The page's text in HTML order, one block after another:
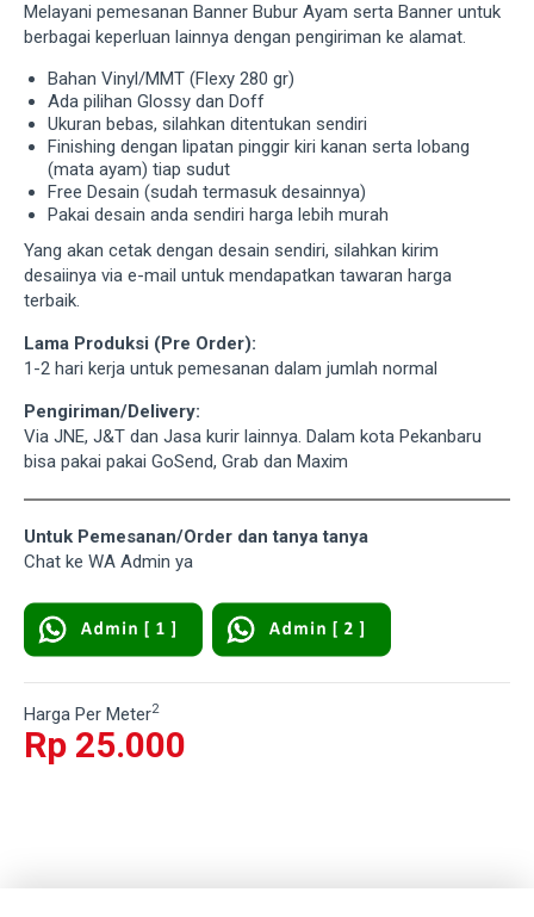
Melayani pemesanan Banner Bubur Ayam serta Banner untuk
berbagai keperluan lainnya dengan pengiriman ke alamat.
Bahan Vinyl/MMT (Flexy 280 gr)
Ada pilihan Glossy dan Doff
Ukuran bebas, silahkan ditentukan sendiri
Finishing dengan lipatan pinggir kiri kanan serta lobang
(mata ayam) tiap sudut
Free Desain (sudah termasuk desainnya)
Pakai desain anda sendiri harga lebih murah
Yang akan cetak dengan desain sendiri, silahkan kirim
desaiinya via e-mail untuk mendapatkan tawaran harga
terbaik.
Lama Produksi (Pre Order):
1-2 hari kerja untuk pemesanan dalam jumlah normal
Pengiriman/Delivery:
Via JNE, J&T dan Jasa kurir lainnya. Dalam kota Pekanbaru
bisa pakai pakai GoSend, Grab dan Maxim
Untuk Pemesanan/Order dan tanya tanya
Chat ke WA Admin ya
Harga Per Meter2
Rp 25.000